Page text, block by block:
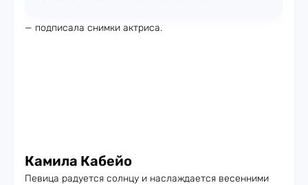
— подписала снимки актриса.
Камила Кабейо
Певица радуется солнцу и наслаждается весенними